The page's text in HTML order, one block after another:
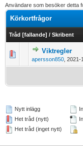
Användare som besöker detta
Körkortfrågor
Tråd [fallande] / Skribent
Viktregler
apersson850 2021-
0
Nytt inlägg
Het tråd (nytt)
Het tråd (inget nytt)